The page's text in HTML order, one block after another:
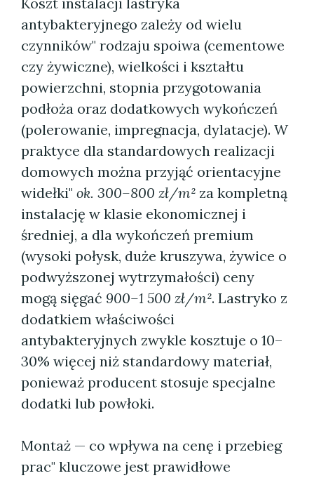
antybakteryjnego zależy od wielu
czynników" rodzaju spoiwa (cementowe
czy żywiczne), wielkości i kształtu
powierzchni, stopnia przygotowania
podłoża oraz dodatkowych wykończeń
(polerowanie, impregnacja, dylatacje). W
praktyce dla standardowych realizacji
domowych można przyjąć orientacyjne
widełki" ok. 300–800 zł/m² za kompletną
instalację w klasie ekonomicznej i
średniej, a dla wykończeń premium
(wysoki połysk, duże kruszywa, żywice o
podwyższonej wytrzymałości) ceny
mogą sięgać 900–1 500 zł/m². Lastryko z
dodatkiem właściwości
antybakteryjnych zwykle kosztuje o 10–
30% więcej niż standardowy materiał,
ponieważ producent stosuje specjalne
dodatki lub powłoki.
Montaż — co wpływa na cenę i przebieg
prac" kluczowe jest prawidłowe